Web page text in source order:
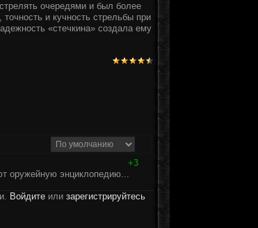
очередями и был более
и кучность стрельбы при
«стечкина» создала ему
+3
оружейную энциклопедию...
Войдите или зарегистрируйтесь